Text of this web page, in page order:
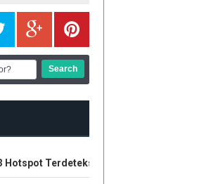
Terdeteksi di Riau, Rohil Terbanyak